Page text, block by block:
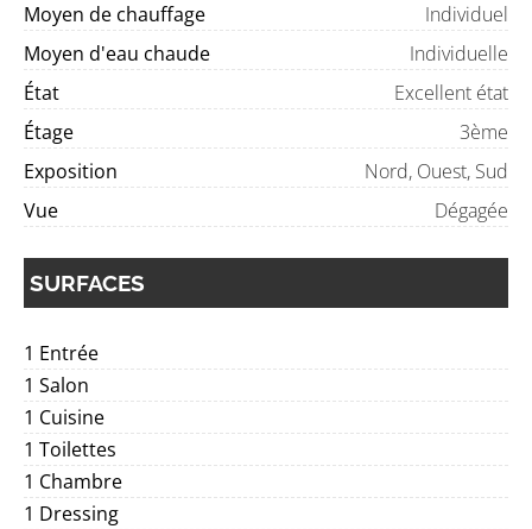
Moyen de chauffage
Individuel
Moyen d'eau chaude
Individuelle
État
Excellent état
Étage
3ème
Exposition
Nord, Ouest, Sud
Vue
Dégagée
SURFACES
1 Entrée
1 Salon
1 Cuisine
1 Toilettes
1 Chambre
1 Dressing